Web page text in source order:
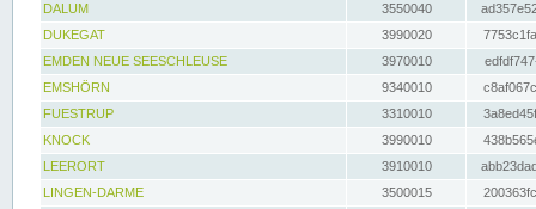
DALUM
3550040
DUKEGAT
3990020
EMDEN NEUE SEESCHLEUSE
3970010
EMSHÖRN
9340010
FUESTRUP
3310010
KNOCK
3990010
LEERORT
3910010
LINGEN-DARME
3500015